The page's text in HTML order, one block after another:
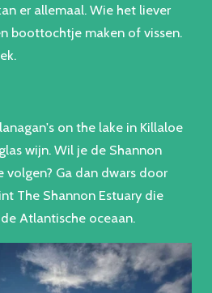
er allemaal. Wie het liever
boottochtje maken of vissen.
on the lake in Killaloe
wijn. Wil je de Shannon
Ga dan dwars door
The Shannon Estuary die
Atlantische oceaan.